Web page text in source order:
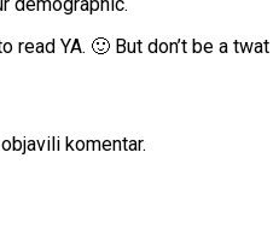
read YA. 🙂 But don’t be a twat
komentar.